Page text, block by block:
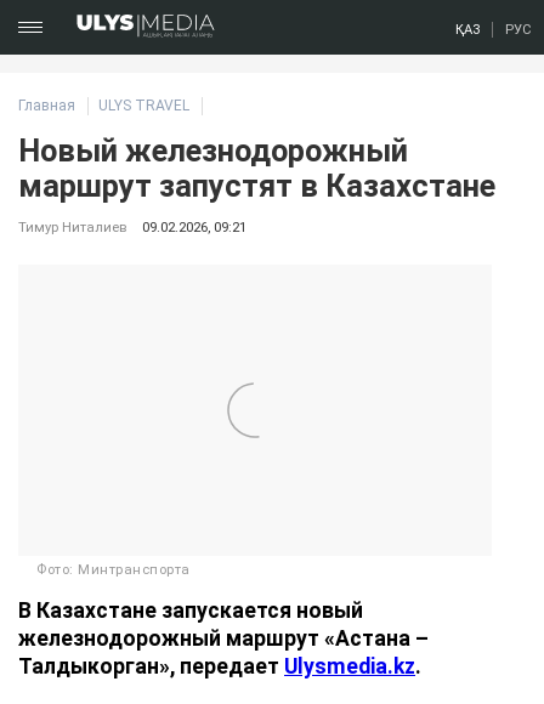
ҚАЗ РУС
Главная ULYS TRAVEL
Новый железнодорожный
маршрут запустят в Казахстане
Тимур Ниталиев 09.02.2026, 09:21
Фото: Минтранспорта
В Казахстане запускается новый
железнодорожный маршрут «Астана –
Талдыкорган», передает Ulysmedia.kz.